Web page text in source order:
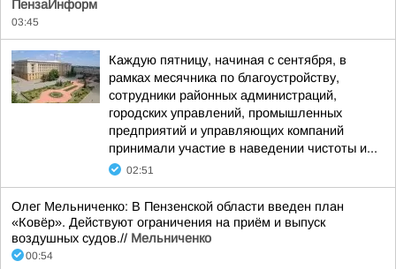
ПензаИнформ
03:45
Каждую пятницу, начиная с сентября, в
рамках месячника по благоустройству,
сотрудники районных администраций,
городских управлений, промышленных
предприятий и управляющих компаний
принимали участие в наведении чистоты и...
02:51
Олег Мельниченко: В Пензенской области введен план
«Ковёр». Действуют ограничения на приём и выпуск
воздушных судов.// Мельниченко
00:54